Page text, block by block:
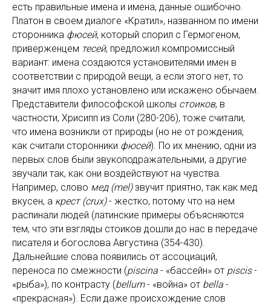
есть правильные имена и имена, данные ошибочно.
Платон в своем диалоге «Кратил», названном по имени
сторонника фюсей, который спорил с Гермогеном,
приверженцем тесей, предложил компромиссный
вариант: имена создаются установителями имен в
соответствии с природой вещи, а если этого нет, то
значит имя плохо установлено или искажено обычаем.
Представители философской школы стоиков, в
частности, Хрисипп из Соли (280-206), тоже считали,
что имена возникли от природы (но не от рождения,
как считали сторонники фюсей). По их мнению, одни из
первых слов были звукоподражательными, а другие
звучали так, как они воздействуют на чувства.
Например, слово мед (mel)звучит приятно, так как мед
вкусен, а крест (crux)- жестко, потому что на нем
распинали людей (латинские примеры объясняются
тем, что эти взгляды стоиков дошли до нас в передаче
писателя и богослова Августина (354-430).
Дальнейшие слова появились от ассоциаций,
переноса по смежности (piscina - «бассейн» от piscis-
«рыба»), по контрасту (bellum- «война» от bella -
«прекрасная»). Если даже происхождение слов